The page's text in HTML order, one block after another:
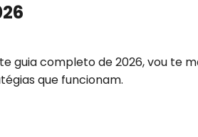
guia completo de 2026, vou te
que funcionam.